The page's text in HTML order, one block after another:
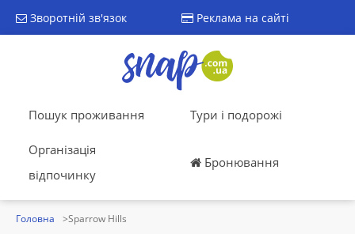
Зворотній зв'язок Реклама на сайті
Пошук проживання Тури і подорожі
Організація
відпочинку
Бронювання
Головна Sparrow Hills